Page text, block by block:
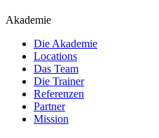
Akademie
Die Akademie
Locations
Das Team
Die Trainer
Referenzen
Partner
Mission